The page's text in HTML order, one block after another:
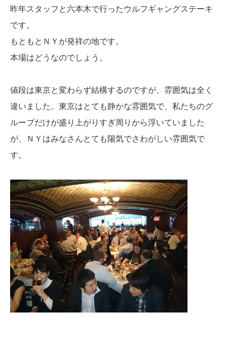
昨年スタッフと六本木で行ったウルフギャングステーキ
です。
もともとＮＹが発祥の地です。
本場はどうなのでしょう。
値段は東京と変わらず結構するのですが、雰囲気は全く
違いました。東京はとても静かな雰囲気で、私たちのグ
ループだけが盛り上がりすぎ周りから浮いていました
が、ＮＹはみなさんとても陽気でさわがしい雰囲気で
す。